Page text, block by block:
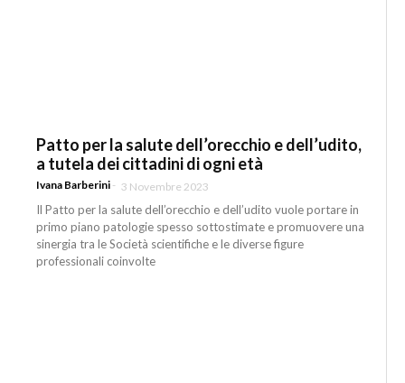
Patto per la salute dell’orecchio e dell’udito,
a tutela dei cittadini di ogni età
Ivana Barberini - 3 Novembre 2023
Il Patto per la salute dell’orecchio e dell’udito vuole portare in
primo piano patologie spesso sottostimate e promuovere una
sinergia tra le Società scientifiche e le diverse figure
professionali coinvolte